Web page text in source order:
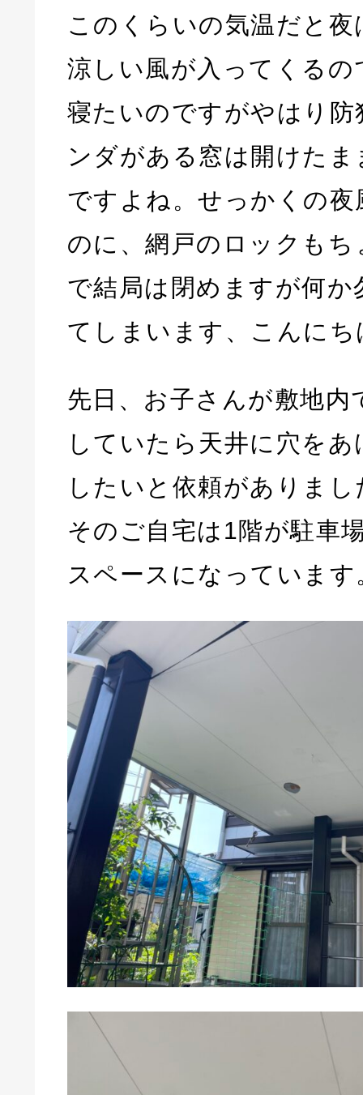
このくらいの気温だと
涼しい風が入ってくる
寝たいのですがやはり防
ンダがある窓は開けた
ですよね。せっかくの
のに、網戸のロックも
で結局は閉めますが何か
てしまいます、こんに
先日、お子さんが敷地内
していたら天井に穴を
したいと依頼がありまし
そのご自宅は1階が駐車
スペースになっています